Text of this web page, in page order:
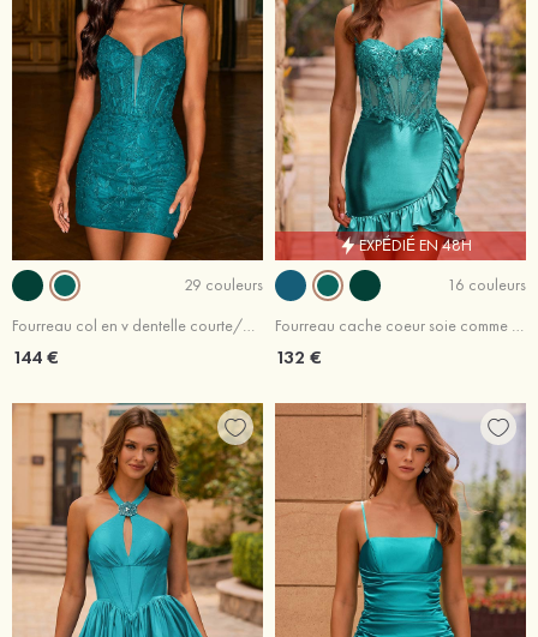
29 couleurs
Fourreau col en v dentelle courte/mini robe de fête de la rentré avec perles
144 €
EXPÉDIÉ EN 48H
16 couleurs
Fourreau cache coeur soie comme du satin courte/mini robe de fête de la rentré avec perles paillettes
132 €